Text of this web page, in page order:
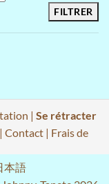
FILTRER
| Se rétracter
| Contact | Frais de
本語